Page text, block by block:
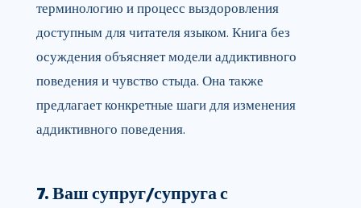
терминологию и процесс выздоровления
доступным для читателя языком. Книга без
осуждения объясняет модели аддиктивного
поведения и чувство стыда. Она также
предлагает конкретные шаги для изменения
аддиктивного поведения.
7. Ваш супруг/супруга с